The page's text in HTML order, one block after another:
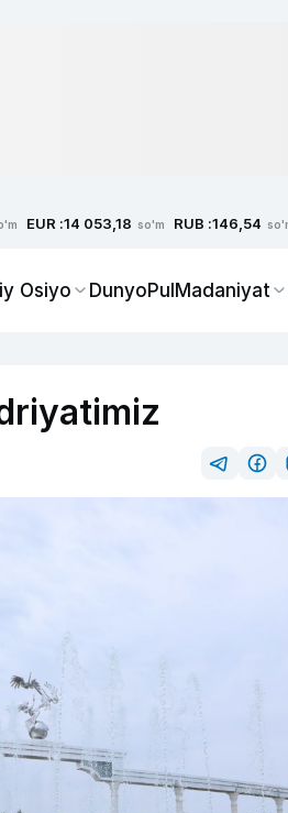
EUR :14 053,18 so'm RUB :146,54
Osiyo DunyoPulMadaniyat